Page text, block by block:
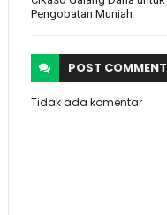
Pengobatan Muniah
POST COMMENT
Tidak ada komentar